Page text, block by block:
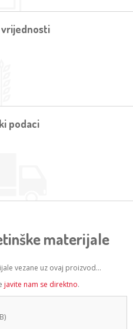
podaci
materijale
vezane uz ovaj proizvod...
javite nam se direktno.